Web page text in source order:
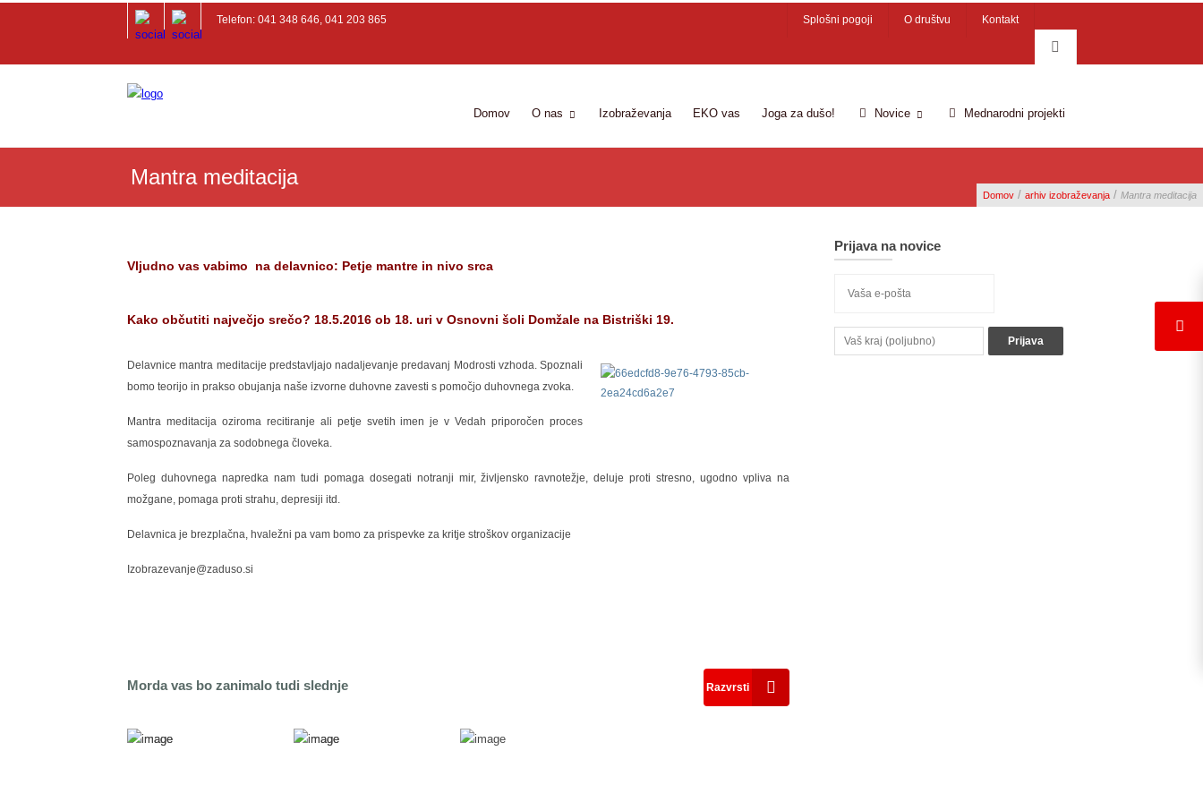
Telefon: 041 348 646, 041 203 865 Splošni pogoji O društvu Kontakt
Domov O nas Izobraževanja EKO vas Joga za dušo! Novice Mednarodni projekti
Domov / arhiv izobraževanja / Mantra meditacija
Mantra meditacija
Vljudno vas vabimo na delavnico: Petje mantre in nivo srca
Kako občutiti največjo srečo? 18.5.2016 ob 18. uri v Osnovni šoli Domžale na Bistriški 19.
Delavnicemantra meditacije predstavljajo nadaljevanje predavanj Modrosti vzhoda. Spoznali
bomo teorijo in prakso obujanja naše izvorne duhovne zavesti s pomočjo duhovnega zvoka.
Mantra meditacija oziroma recitiranje ali petje svetih imen je v Vedah priporočen proces
samospoznavanja za sodobnega človeka.
Poleg duhovnega napredka nam tudi pomaga dosegati notranji mir, življensko ravnotežje, deluje proti stresno, ugodno vpliva na
možgane, pomaga proti strahu, depresiji itd.
Delavnica je brezplačna, hvaležni pa vam bomo za prispevke za kritje stroškov organizacije
Izobrazevanje@zaduso.si
Razvrsti
Morda vas bo zanimalo tudi slednje
Prijava na novice